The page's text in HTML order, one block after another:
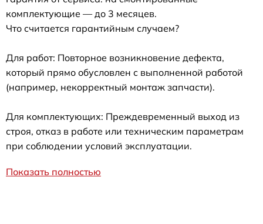
комплектующие — до 3 месяцев.
Что считается гарантийным случаем?
Для работ: Повторное возникновение дефекта,
который прямо обусловлен с выполненной работой
(например, некорректный монтаж запчасти).
Для комплектующих: Преждевременный выход из
строя, отказ в работе или техническим параметрам
при соблюдении условий эксплуатации.
Показать полностью